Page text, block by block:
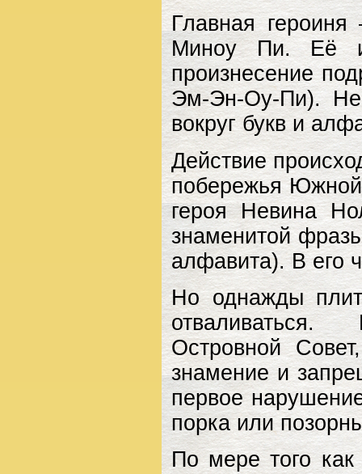
Главная
Миноу Пи. Её
произнесение
Эм-Эн-Оу-Пи). Не
вокруг букв и
Действие
побережья Южной
героя Невина
знаменитой
алфавита). В его
Но однажды
Островной
знамение и
первое
порка или
По мере того